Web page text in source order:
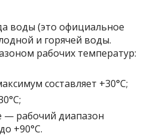
воды (это официальное
и горячей воды.
рабочих температур:
составляет +30°C;
— рабочий диапазон
+90°C.